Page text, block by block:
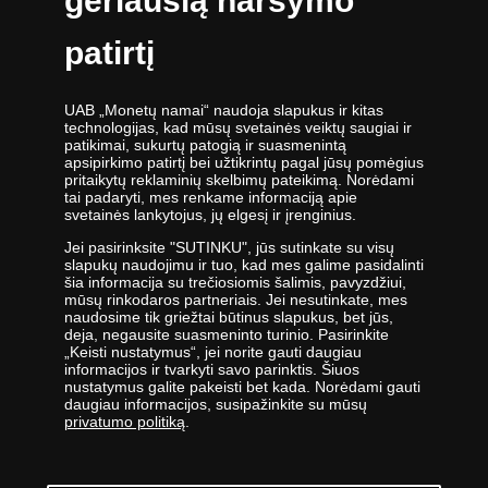
Darbo dienomis nuo 9:00 iki 17:00 val.
UAB „Monetų namai“ - žymiausių pasaulio monetų kalyklų atstovė ir
oficiali kolekcinių monetų ir medalių platintoja Lietuvoje. Nuo 2009
metų veikianti UAB „Monetų namai“ priklauso „Samlerhuset Group“
įmonių grupei.
Viena didžiausių numizmatinių gaminių platintojų grupė Europoje
,,Samlerhuset Group“ turi padalinius 14-oje Europos šalių, kuriuose
dirba 400 darbuotojų. Įmonių grupei priklauso buvusi valstybinė
seniausia Norvegijos kalykla, veikianti nuo 1686 metų. Norvegijos
kalykla gamina kai kurias oficialias Norvegijos ir kitų šalių monetas,
be to, kasmet kaldina Nobelio taikos premijos medalį. 2012 m.
įmonės apyvarta siekė 400 milijonų eurų.
UAB „Monetų namai“ specialistai nuolatos tobulina savo žinias -
patirtį
UAB „Monetų namai“ naudoja slapukus ir kitas
technologijas, kad mūsų svetainės veiktų saugiai ir
patikimai, sukurtų patogią ir suasmenintą
apsipirkimo patirtį bei užtikrintų pagal jūsų pomėgius
pritaikytų reklaminių skelbimų pateikimą. Norėdami
tai padaryti, mes renkame informaciją apie
svetainės lankytojus, jų elgesį ir įrenginius.
Jei pasirinksite "SUTINKU", jūs sutinkate su visų
slapukų naudojimu ir tuo, kad mes galime pasidalinti
šia informacija su trečiosiomis šalimis, pavyzdžiui,
mūsų rinkodaros partneriais. Jei nesutinkate, mes
naudosime tik griežtai būtinus slapukus, bet jūs,
deja, negausite suasmeninto turinio. Pasirinkite
„Keisti nustatymus“, jei norite gauti daugiau
informacijos ir tvarkyti savo parinktis. Šiuos
nustatymus galite pakeisti bet kada. Norėdami gauti
daugiau informacijos, susipažinkite su mūsų
privatumo politiką